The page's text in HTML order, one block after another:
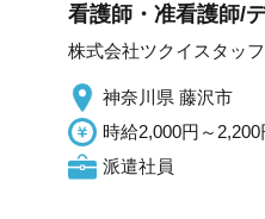
看護師・准看護師/
株式会社ツクイスタッフ
神奈川県 藤沢市
時給2,000円～2,200
派遣社員